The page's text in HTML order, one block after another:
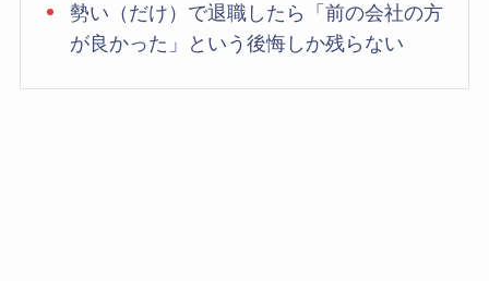
勢い（だけ）で退職したら「前の会社の方
が良かった」という後悔しか残らない